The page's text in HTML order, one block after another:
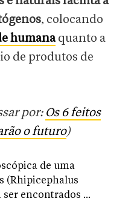
, colocando
humanaquanto a
de produtos de
por: Os 6 feitos
o futuro)